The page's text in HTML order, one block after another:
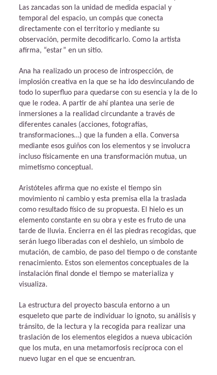
Las zancadas son la unidad de medida espacial y
temporal del espacio, un compás que conecta
directamente con el territorio y mediante su
observación, permite decodificarlo. Como la artista
afirma, “estar” en un sitio.
Ana ha realizado un proceso de introspección, de
implosión creativa en la que se ha ido desvinculando de
todo lo superfluo para quedarse con su esencia y la de lo
que le rodea. A partir de ahí plantea una serie de
inmersiones a la realidad circundante a través de
diferentes canales (acciones, fotografías,
transformaciones…) que la funden a ella. Conversa
mediante esos guiños con los elementos y se involucra
incluso físicamente en una transformación mutua, un
mimetismo conceptual.
Aristóteles afirma que no existe el tiempo sin
movimiento ni cambio y esta premisa ella la traslada
como resultado físico de su propuesta. El hielo es un
elemento constante en su obra y este es fruto de una
tarde de lluvia. Encierra en él las piedras recogidas, que
serán luego liberadas con el deshielo, un símbolo de
mutación, de cambio, de paso del tiempo o de constante
renacimiento. Estos son elementos conceptuales de la
instalación final donde el tiempo se materializa y
visualiza.
La estructura del proyecto bascula entorno a un
esqueleto que parte de individuar lo ignoto, su análisis y
tránsito, de la lectura y la recogida para realizar una
traslación de los elementos elegidos a nueva ubicación
que los muta, en una metamorfosis recíproca con el
nuevo lugar en el que se encuentran.